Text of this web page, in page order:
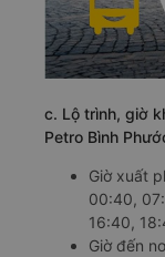
c. Lộ trình, giờ
Petro Bình
Giờ xuất
00:40,
16:40,
Giờ đến